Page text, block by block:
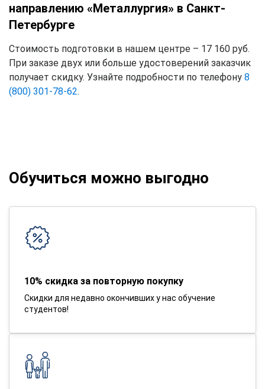
направлению «Металлургия» в Санкт-
Петербурге
Стоимость подготовки в нашем центре – 17 160 руб.
При заказе двух или больше удостоверений заказчик
получает скидку. Узнайте подробности по телефону 8
(800) 301-78-62.
Обучиться можно выгодно
10% скидка за повторную покупку
Скидки для недавно окончивших у нас обучение
студентов!